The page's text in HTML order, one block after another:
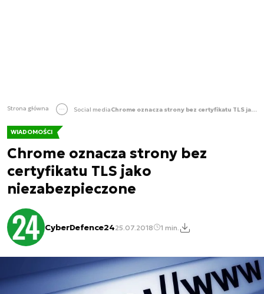
Strona główna Social media Chrome oznacza strony bez certyfikatu TLS jako niezabezpieczone
WIADOMOŚCI
Chrome oznacza strony bez
certyfikatu TLS jako
niezabezpieczone
CyberDefence2425.07.2018 1 min.